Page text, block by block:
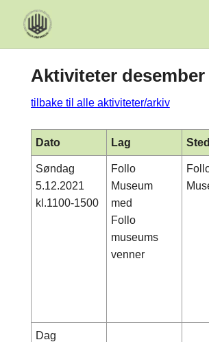
Aktiviteter desember
tilbake til alle aktiviteter/arkiv
Dato Lag Sted
Søndag
5.12.2021
kl.1100-1500
Follo
Museum
med
Follo
museums
venner
Dag